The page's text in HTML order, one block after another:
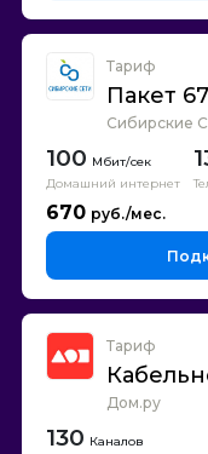
Тариф
Пакет
Сибирские
100
Домашний интернет
670
Тариф
Дом.ру
130 Каналов